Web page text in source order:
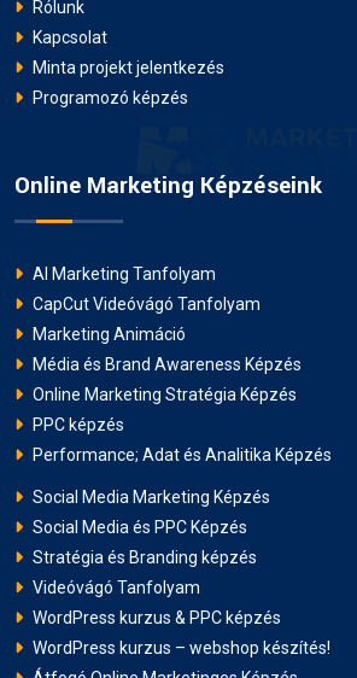
Rólunk
Kapcsolat
Minta projekt jelentkezés
Programozó képzés
Online Marketing Képzéseink
AI Marketing Tanfolyam
CapCut Videóvágó Tanfolyam
Marketing Animáció
Média és Brand Awareness Képzés
Online Marketing Stratégia Képzés
PPC képzés
Performance; Adat és Analitika Képzés
Social Media Marketing Képzés
Social Media és PPC Képzés
Stratégia és Branding képzés
Videóvágó Tanfolyam
WordPress kurzus & PPC képzés
WordPress kurzus – webshop készítés!